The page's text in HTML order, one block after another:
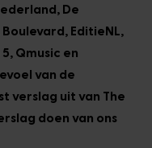
De
EditieNL,
Qmusic en
van de
verslag uit van The
doen van ons